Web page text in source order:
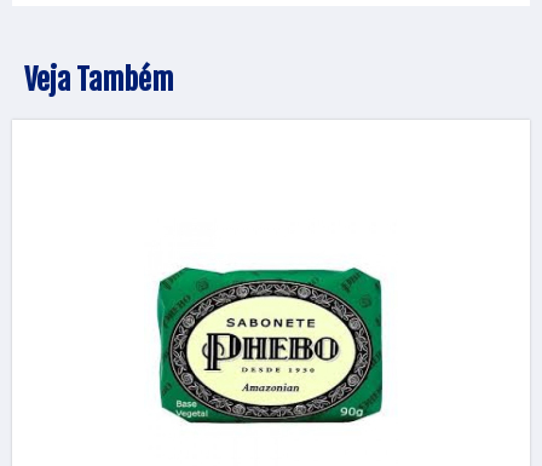
Veja Também